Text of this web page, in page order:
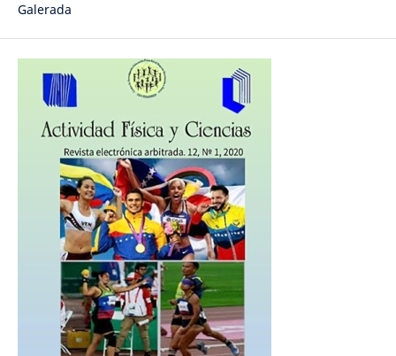
Galerada